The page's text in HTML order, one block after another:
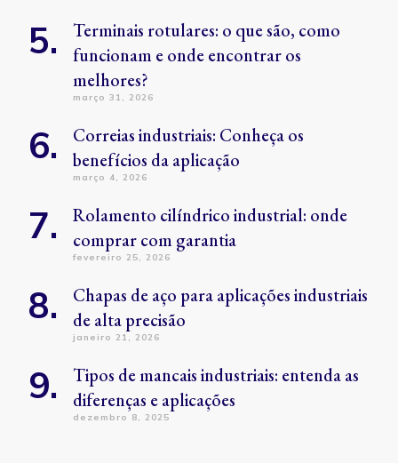
Terminais rotulares: o que são, como
funcionam e onde encontrar os
melhores?
março 31, 2026
Correias industriais: Conheça os
benefícios da aplicação
março 4, 2026
Rolamento cilíndrico industrial: onde
comprar com garantia
fevereiro 25, 2026
Chapas de aço para aplicações industriais
de alta precisão
janeiro 21, 2026
Tipos de mancais industriais: entenda as
diferenças e aplicações
dezembro 8, 2025